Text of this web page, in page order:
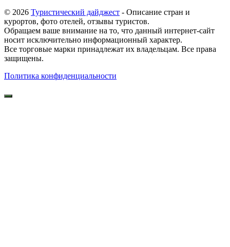
© 2026 Туристический дайджест - Описание стран и
курортов, фото отелей, отзывы туристов.
Обращаем ваше внимание на то, что данный интернет-сайт
носит исключительно информационный характер.
Все торговые марки принадлежат их владельцам. Все права
защищены.
Политика конфиденциальности